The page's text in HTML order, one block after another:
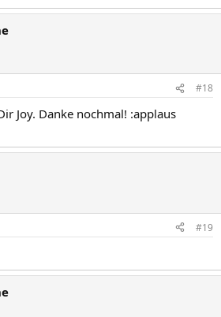
#18
Joy. Danke nochmal! :applaus
#19